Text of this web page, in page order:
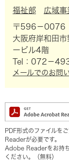
福祉部 広域
〒596－0076
大阪府岸和田
ービル4階
Tel：072－
メールでのお問
PDF形式のファイルを
Readerが必要です。
Adobe Readerをお持
ください。（無料）